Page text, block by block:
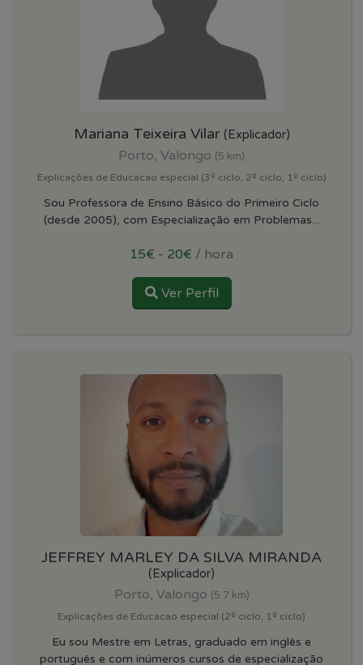
Mariana Teixeira Vilar (Explicador)
Porto, Valongo (5 km)
Explicações de Educacao especial (3º ciclo, 2º ciclo, 1º ciclo)
Sou Professora de Ensino Básico do Primeiro Ciclo
(desde 2005), com Especialização em Problemas...
15€ - 20€ / hora
Ver Perfil
JEFFREY MARLEY DA SILVA MIRANDA
(Explicador)
Porto, Valongo (5.7 km)
Explicações de Educacao especial (2º ciclo, 1º ciclo)
Eu sou Mestre em Letras, graduado em inglês e
português e com inúmeros cursos de especialização